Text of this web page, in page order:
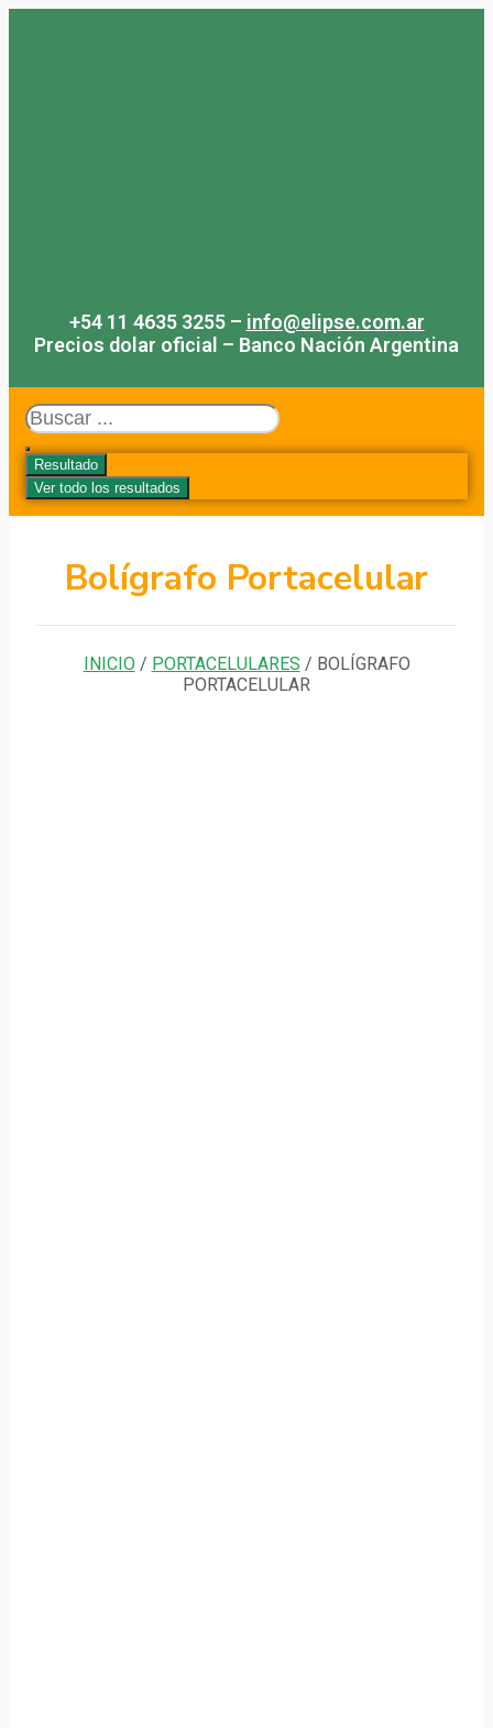
+54 11 4635 3255 – info@elipse.com.ar
Precios dolar oficial – Banco Nación Argentina
Search
...
Resultado
Ver todo los resultados
Bolígrafo Portacelular
INICIO/ PORTACELULARES / BOLÍGRAFO
PORTACELULAR